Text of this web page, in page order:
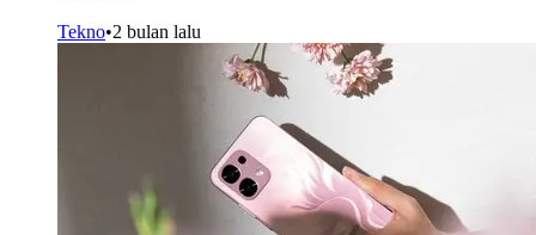
Tekno•2 bulan lalu